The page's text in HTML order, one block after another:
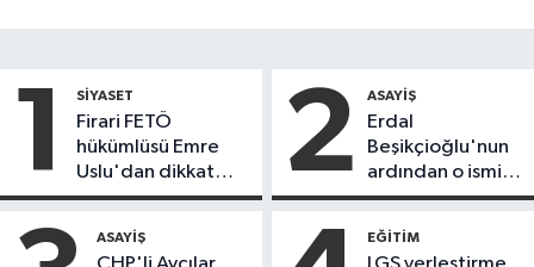
1 SIYASET
Firari FETÖ
hükümlüsü Emre
Uslu'dan dikkat
çeken açıklamalar:
bölünmesinde aktif
2 ASAYIŞ
Erdal
Beşikçioğlu'nun
ardından o ismin
de kokain testi
ASAYIŞ EĞITIM